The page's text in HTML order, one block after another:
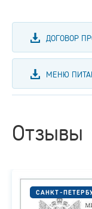
ДОГОВОР
МЕНЮ
Отзывы
САНКТ-